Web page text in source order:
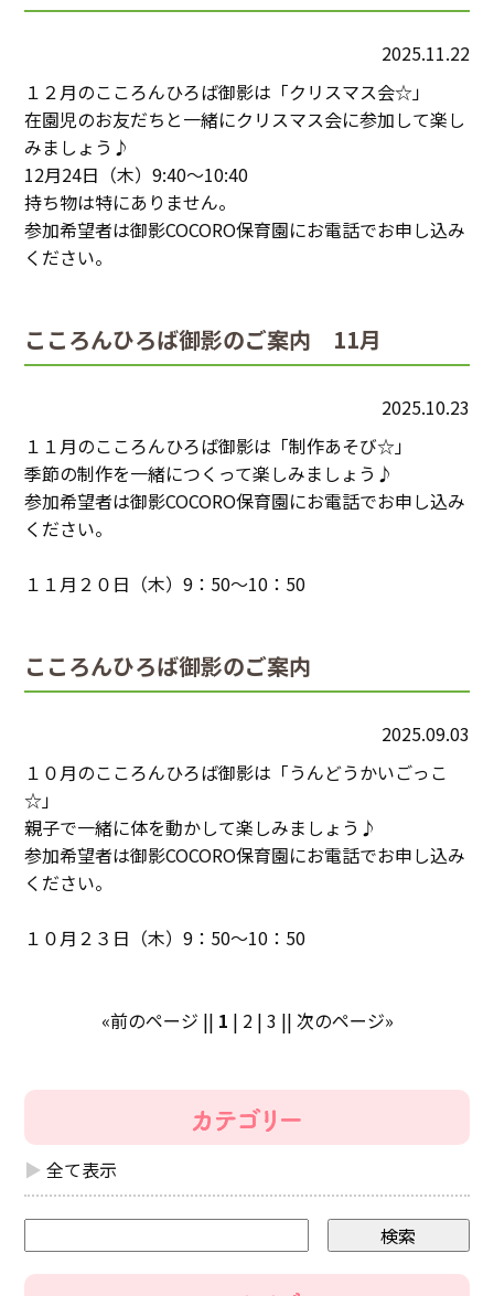
2025.11.22
１２月のこころんひろば御影は「クリスマス会☆」
在園児のお友だちと一緒にクリスマス会に参加して楽し
みましょう♪
12月24日（木）9:40～10:40
持ち物は特にありません。
参加希望者は御影COCORO保育園にお電話でお申し込み
ください。
こころんひろば御影のご案内 11月
2025.10.23
１１月のこころんひろば御影は「制作あそび☆」
季節の制作を一緒につくって楽しみましょう♪
参加希望者は御影COCORO保育園にお電話でお申し込み
ください。
１１月２０日（木）9：50～10：50
こころんひろば御影のご案内
2025.09.03
１０月のこころんひろば御影は「うんどうかいごっこ
☆」
親子で一緒に体を動かして楽しみましょう♪
参加希望者は御影COCORO保育園にお電話でお申し込み
ください。
１０月２３日（木）9：50～10：50
«前のページ || 1 | 2| 3 || 次のページ»
全て表示